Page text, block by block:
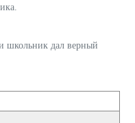
школьник дал верный